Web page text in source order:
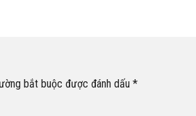
bắt buộc được đánh dấu *